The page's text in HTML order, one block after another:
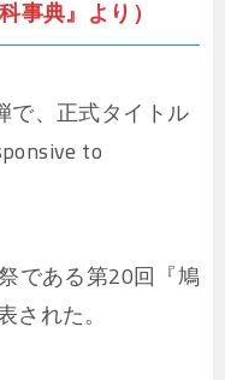
事典』より）
で、正式タイトル
to
である第20回『鳩
れた。